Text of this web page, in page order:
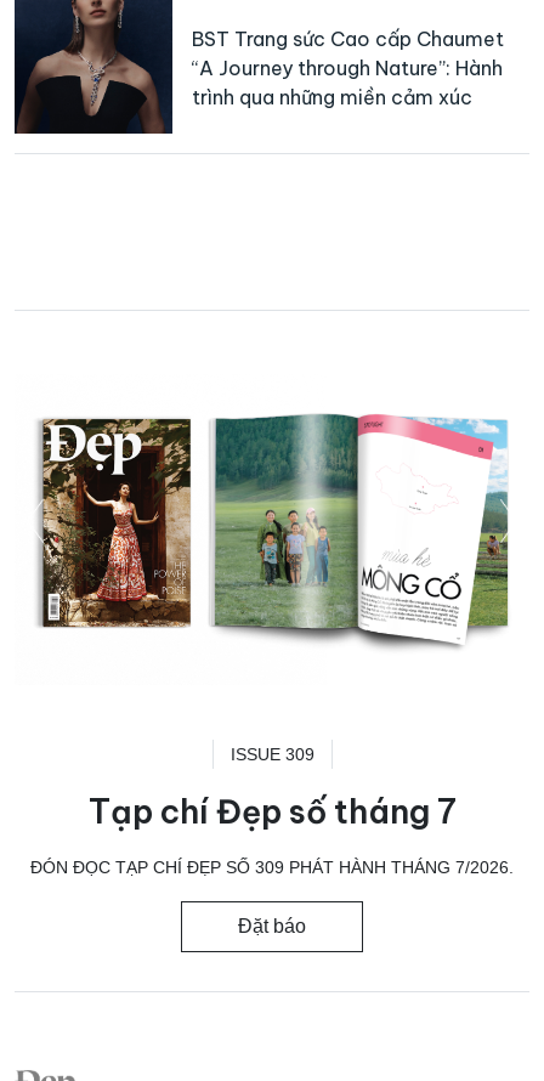
BST Trang sức Cao cấp Chaumet
“A Journey through Nature”: Hành
trình qua những miền cảm xúc
ISSUE 309
Tạp chí Đẹp số tháng 7
ĐÓN ĐỌC TẠP CHÍ ĐẸP SỐ 309 PHÁT HÀNH THÁNG 7/2026.
Đặt báo